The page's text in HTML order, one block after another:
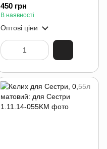
450 грн
В наявності
Оптові ціни